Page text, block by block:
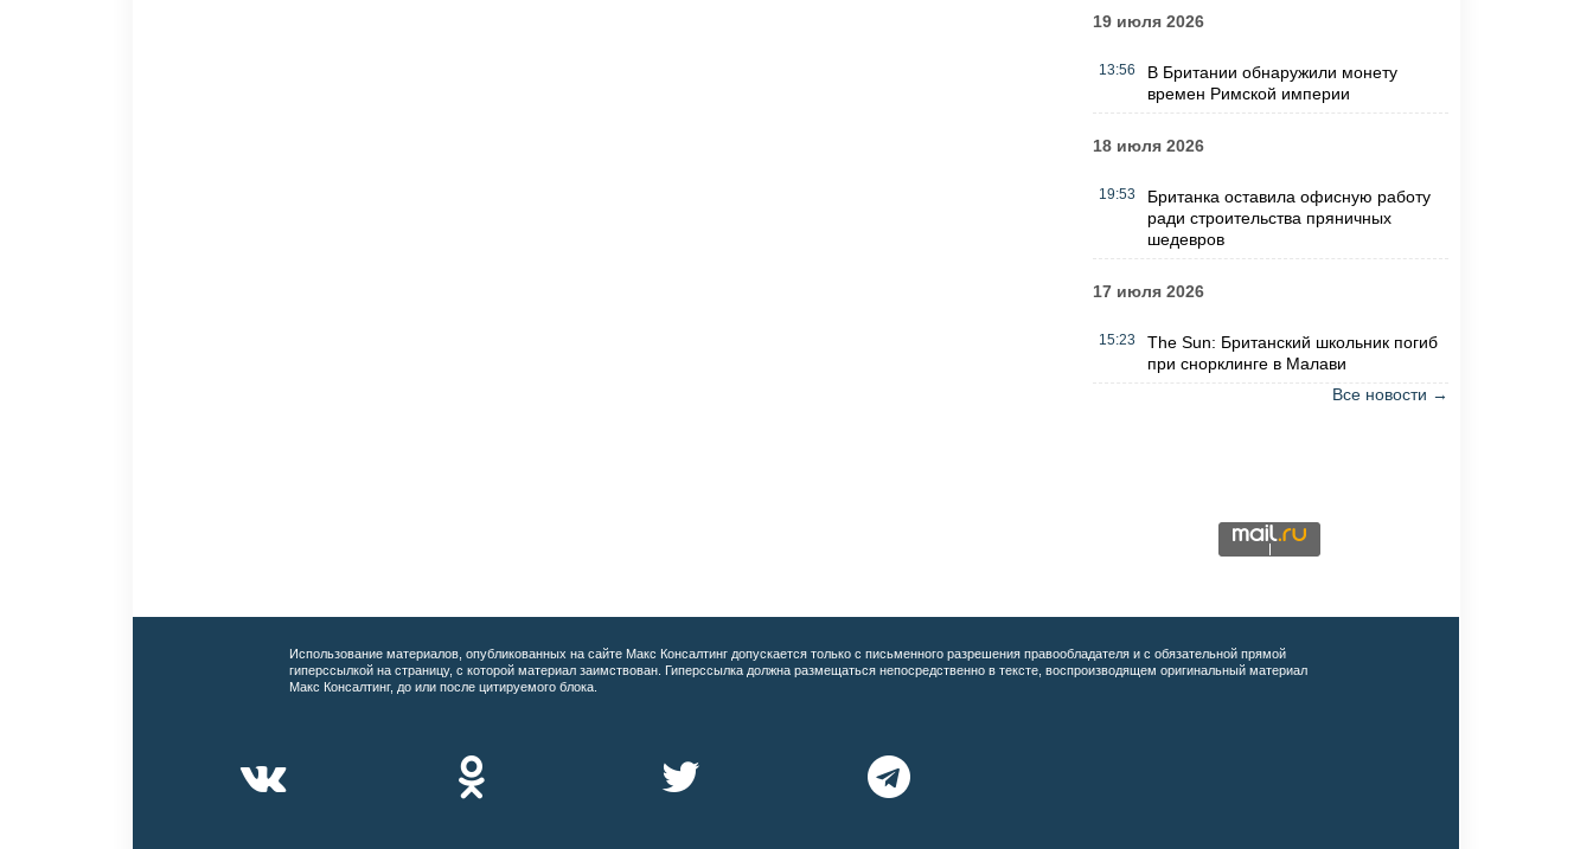
19 июля 2026
13:56
В Британии обнаружили монету
времен Римской империи
18 июля 2026
19:53
Британка оставила офисную работу
ради строительства пряничных
шедевров
17 июля 2026
15:23
The Sun: Британский школьник погиб
при снорклинге в Малави
Все новости →
Использование материалов, опубликованных на сайте Макс Консалтинг допускается только с письменного разрешения правообладателя и с обязательной прямой
гиперссылкой на страницу, с которой материал заимствован. Гиперссылка должна размещаться непосредственно в тексте, воспроизводящем оригинальный материал
Макс Консалтинг, до или после цитируемого блока.